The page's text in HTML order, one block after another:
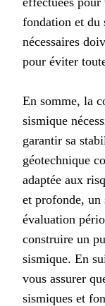
fondation et du
nécessaires
pour éviter
En somme, la
sismique
garantir sa
géotechnique
adaptée aux
et profonde, un
évaluation
construire un
sismique. En
vous assurer
sismiques et